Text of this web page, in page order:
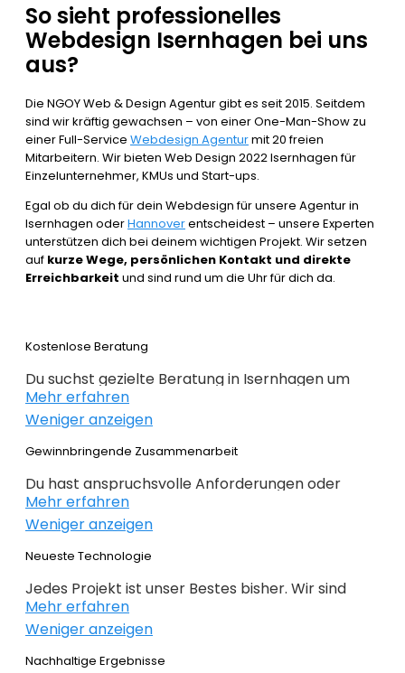
So sieht professionelles
Webdesign Isernhagen bei uns
aus?
Die NGOY Web & Design Agentur gibt es seit 2015. Seitdem
sind wir kräftig gewachsen – von einer One-Man-Show zu
einer Full-Service Webdesign Agenturmit 20 freien
Mitarbeitern. Wir bieten Web Design 2022 Isernhagen für
Einzelunternehmer, KMUs und Start-ups.
Egal ob du dich für dein Webdesign für unsere Agentur in
Isernhagen oderHannoverentscheidest – unsere Experten
unterstützen dich bei deinem wichtigen Projekt. Wir setzen
auf kurze Wege, persönlichen Kontakt und direkte
Erreichbarkeit und sind rund um die Uhr für dich da.
Kostenlose Beratung
Du suchst gezielte Beratung in Isernhagen um
erfolgreich im Webdesign 2022 zu sein. Wir
beraten dich kostenlos und individuell zu
Webdesign, E-Commerce,
was mit Internet zu tun hat. Du weißt noch nicht
genau wo du bei deiner Online Präsenz anfangen
sollst oder wie es weitergeht, dann bist du genau
bei derrichtigen Agentur
gebracht – nichts unnötiges!
Mehr erfahren
Weniger anzeigen
Gewinnbringende Zusammenarbeit
Du hast anspruchsvolle Anforderungen oder
Ideen und du hast genaue Ziele definiert, die du
erreichen willst? Gemeinsam mit dir planen,
konzipieren und realieren wir dein Projekt. Beim
Zufall. Keine intransparente Planung – nur
gewinnbringende Lösungen. Profitieren Sie von
unserer langjährigen Erfahrung!
Mehr erfahren
Weniger anzeigen
Neueste Technologie
Jedes Projekt ist unser Bestes bisher. Wir sind
immer auf der Suche nach noch besseren
Lösungen für deine geschäftlichen
Anforderungen. Das richtige CMS ermöglicht
Mehr erfahren
Weniger anzeigen
Nachhaltige Ergebnisse